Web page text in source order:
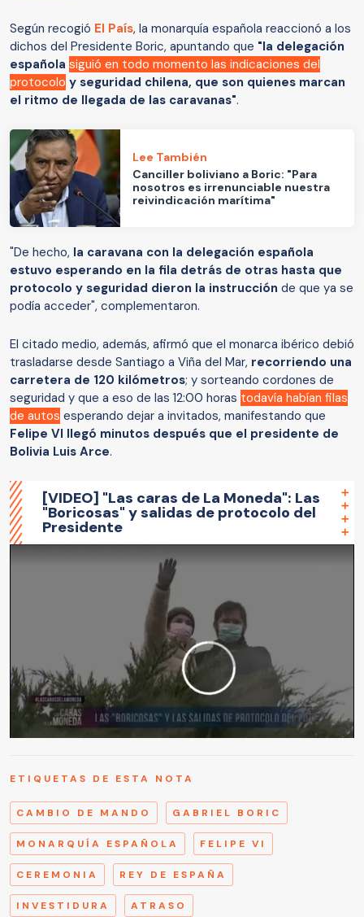
Según recogió El País, la monarquía española reaccionó a los
dichos del Presidente Boric, apuntando que "la delegación
española siguió en todo momento las indicaciones del
protocolo y seguridad chilena, que son quienes marcan
el ritmo de llegada de las caravanas".
Lee También
Canciller boliviano a Boric: "Para
nosotros es irrenunciable nuestra
reivindicación marítima"
"De hecho, la caravana con la delegación española
estuvo esperando en la fila detrás de otras hasta que
protocolo y seguridad dieron la instrucción de que ya se
podía acceder", complementaron.
El citado medio, además, afirmó que el monarca ibérico debió
trasladarse desde Santiago a Viña del Mar, recorriendo una
carretera de 120 kilómetros; y sorteando cordones de
seguridad y que a eso de las 12:00 horas todavía habían filas
de autos esperando dejar a invitados, manifestando que
Felipe VI llegó minutos después que el presidente de
Bolivia Luis Arce.
[VIDEO] "Las caras de La Moneda": Las
"Boricosas" y salidas de protocolo del
Presidente
ETIQUETAS DE ESTA NOTA
CAMBIO DE MANDO GABRIEL BORIC
MONARQUÍA ESPAÑOLA FELIPE VI
CEREMONIA REY DE ESPAÑA
INVESTIDURA ATRASO